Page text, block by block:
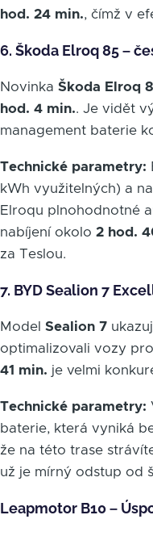
hod. 24 min., čímž v
6. Škoda Elroq 85 –
Novinka Škoda Elroq
hod. 4 min.. Je vidět
management baterie
Technické parametry:
kWh využitelných) a
Elroqu plnohodnotné
nabíjení okolo 2 hod.
za Teslou.
7. BYD Sealion 7
Model Sealion 7
optimalizovali vozy
41 min. je velmi
Technické parametry:
baterie, která vyniká
že na této trase
už je mírný odstup od
Leapmotor B10 –